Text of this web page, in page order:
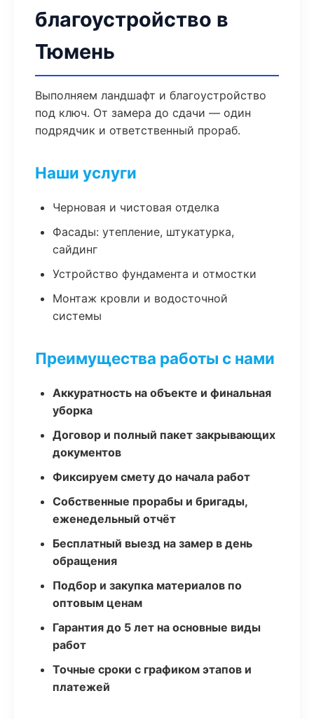
благоустройство в
Тюмень
Выполняем ландшафт и благоустройство
под ключ. От замера до сдачи — один
подрядчик и ответственный прораб.
Наши услуги
Черновая и чистовая отделка
Фасады: утепление, штукатурка,
сайдинг
Устройство фундамента и отмостки
Монтаж кровли и водосточной
системы
Преимущества работы с нами
Аккуратность на объекте и финальная
уборка
Договор и полный пакет закрывающих
документов
Фиксируем смету до начала работ
Собственные прорабы и бригады,
еженедельный отчёт
Бесплатный выезд на замер в день
обращения
Подбор и закупка материалов по
оптовым ценам
Гарантия до 5 лет на основные виды
работ
Точные сроки с графиком этапов и
платежей